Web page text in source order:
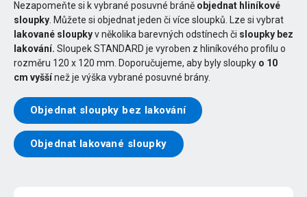
Nezapomeňte si k vybrané posuvné bráně objednat hliníkové
sloupky . Můžete si objednat jeden či více sloupků. Lze si vybrat
lakované sloupkyv několika barevných odstínech či sloupky bez
lakování. Sloupek STANDARD je vyroben z hliníkového profilu o
rozměru 120 x 120 mm. Doporučujeme, aby byly sloupky o 10
cm vyššínež je výška vybrané posuvné brány.
Objednat sloupky bez lakování
Objednat lakované sloupky